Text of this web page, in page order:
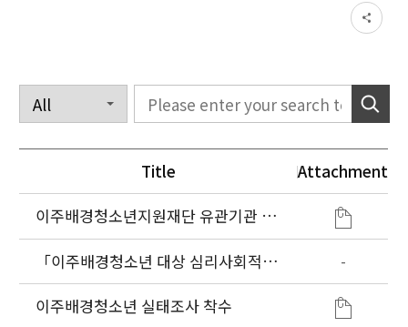
Title
Attachment
이주배경청소년지원재단 유관기관 실
무자 대상 교육 실시
「이주배경청소년 대상 심리사회적응
척도」최종보고회
-
이주배경청소년 실태조사 착수